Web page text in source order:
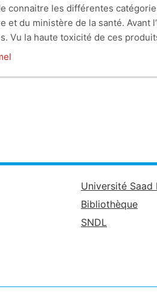
connaitre les différentes
et du ministère de la santé.
Vu la haute toxicité de ces
de synthèse représentent un
de lutte (préventif ou curatifs)
Université Saad
Bibliothèque
SNDL